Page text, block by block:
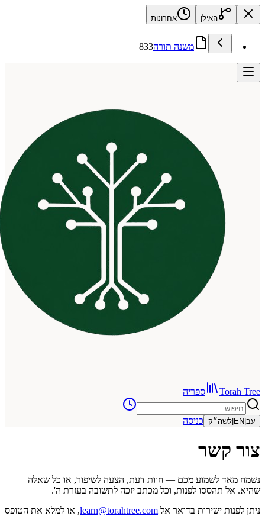
האילן אחרונות
משנה תורה833
ספריה
כניסה
לשמוע מכם — חוות דעת, הצעה לשיפור, או כל שאלה
תהססו לפנות, וכל מכתב יזכה לתשובה בעזרת ה'.
ישירות בדואר אלlearn@torahtree.com, או למלא את הטופס